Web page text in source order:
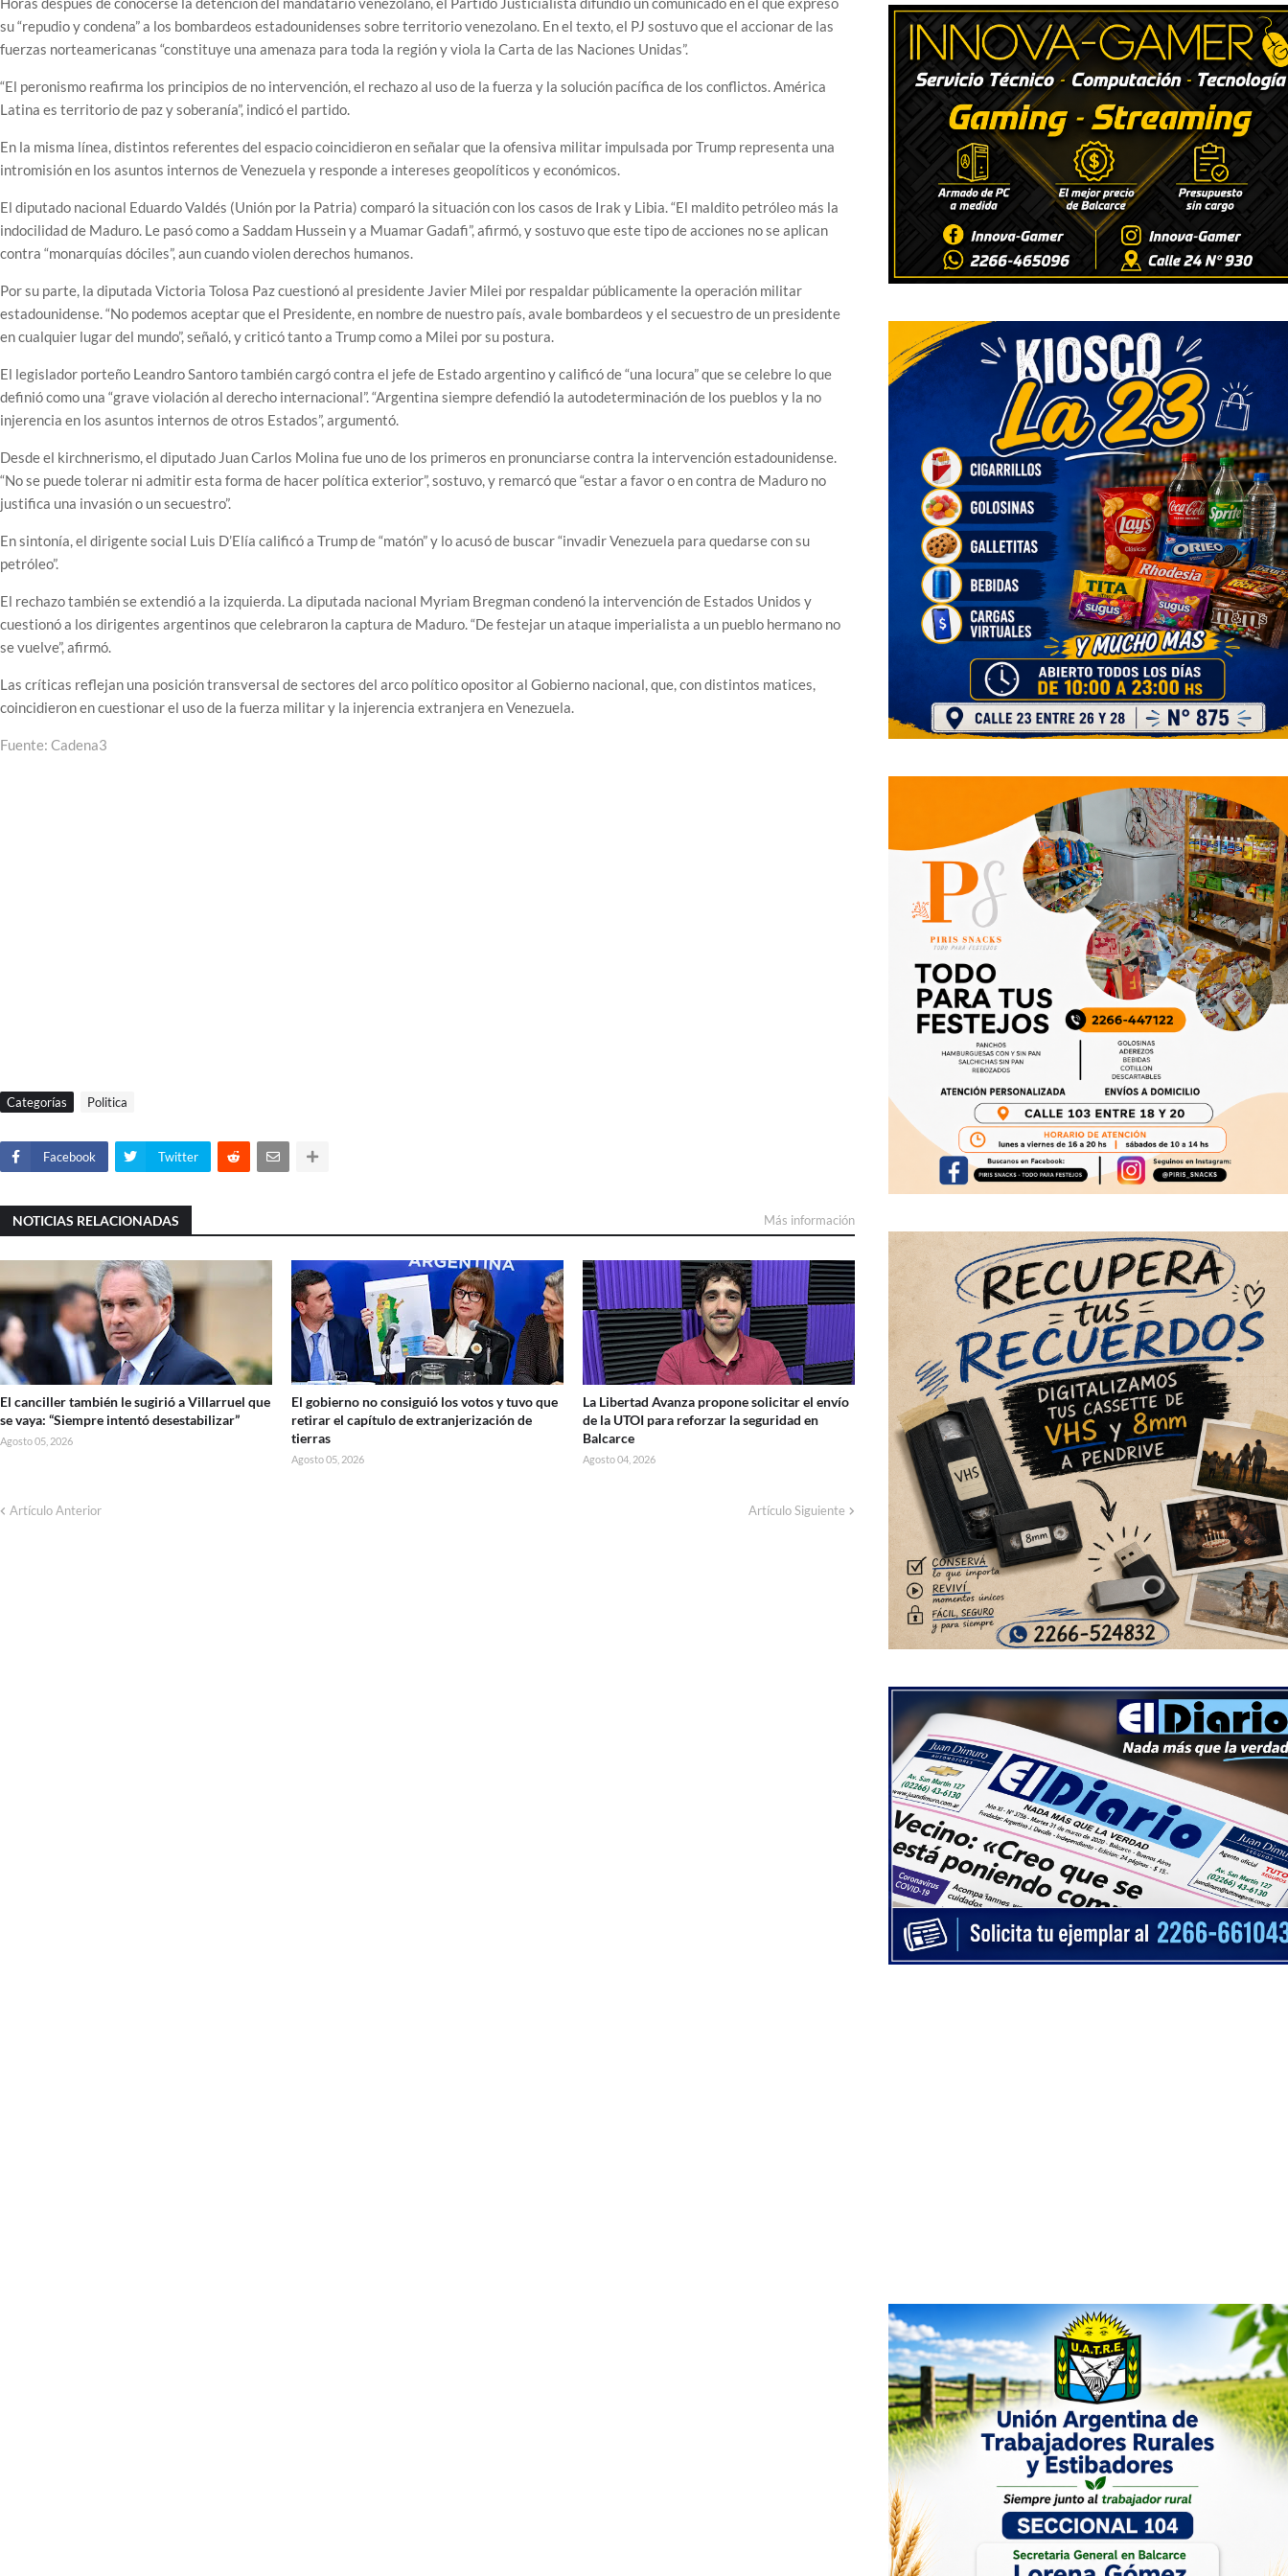
su “repudio y condena” a los bombardeos estadounidenses sobre territorio venezolano. En el texto, el PJ sostuvo que el accionar de las
fuerzas norteamericanas “constituye una amenaza para toda la región y viola la Carta de las Naciones Unidas”.
“El peronismo reafirma los principios de no intervención, el rechazo al uso de la fuerza y la solución pacífica de los conflictos. América
Latina es territorio de paz y soberanía”, indicó el partido.
En la misma línea, distintos referentes del espacio coincidieron en señalar que la ofensiva militar impulsada por Trump representa una
intromisión en los asuntos internos de Venezuela y responde a intereses geopolíticos y económicos.
El diputado nacional Eduardo Valdés (Unión por la Patria) comparó la situación con los casos de Irak y Libia. “El maldito petróleo más la
indocilidad de Maduro. Le pasó como a Saddam Hussein y a Muamar Gadafi”, afirmó, y sostuvo que este tipo de acciones no se aplican
contra “monarquías dóciles”, aun cuando violen derechos humanos.
Por su parte, la diputada Victoria Tolosa Paz cuestionó al presidente Javier Milei por respaldar públicamente la operación militar
estadounidense. “No podemos aceptar que el Presidente, en nombre de nuestro país, avale bombardeos y el secuestro de un presidente
en cualquier lugar del mundo”, señaló, y criticó tanto a Trump como a Milei por su postura.
El legislador porteño Leandro Santoro también cargó contra el jefe de Estado argentino y calificó de “una locura” que se celebre lo que
definió como una “grave violación al derecho internacional”. “Argentina siempre defendió la autodeterminación de los pueblos y la no
injerencia en los asuntos internos de otros Estados”, argumentó.
Desde el kirchnerismo, el diputado Juan Carlos Molina fue uno de los primeros en pronunciarse contra la intervención estadounidense.
“No se puede tolerar ni admitir esta forma de hacer política exterior”, sostuvo, y remarcó que “estar a favor o en contra de Maduro no
justifica una invasión o un secuestro”.
En sintonía, el dirigente social Luis D’Elía calificó a Trump de “matón” y lo acusó de buscar “invadir Venezuela para quedarse con su
petróleo”.
El rechazo también se extendió a la izquierda. La diputada nacional Myriam Bregman condenó la intervención de Estados Unidos y
cuestionó a los dirigentes argentinos que celebraron la captura de Maduro. “De festejar un ataque imperialista a un pueblo hermano no
se vuelve”, afirmó.
Las críticas reflejan una posición transversal de sectores del arco político opositor al Gobierno nacional, que, con distintos matices,
coincidieron en cuestionar el uso de la fuerza militar y la injerencia extranjera en Venezuela.
Fuente: Cadena3
Categorías Politica
Facebook Twitter
NOTICIAS RELACIONADAS Más información
El canciller también le sugirió a Villarruel que
se vaya: “Siempre intentó desestabilizar”
Agosto 05, 2026
El gobierno no consiguió los votos y tuvo que
retirar el capítulo de extranjerización de
tierras
Agosto 05, 2026
La Libertad Avanza propone solicitar el envío
de la UTOI para reforzar la seguridad en
Balcarce
Agosto 04, 2026
Artículo Anterior Artículo Siguiente